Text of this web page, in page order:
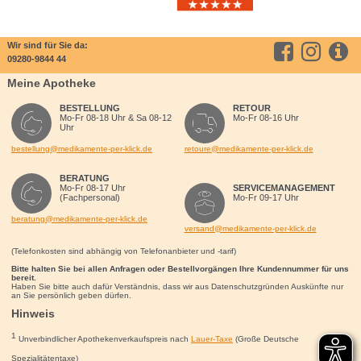
Wir sind für Sie da:
09280-9844 44
Meine Apotheke
BESTELLUNG
Mo-Fr 08-18 Uhr & Sa 08-12
Uhr
bestellung@medikamente-per-klick.de
BERATUNG
Mo-Fr 08-17 Uhr
(Fachpersonal)
beratung@medikamente-per-klick.de
RETOUR
Mo-Fr 08-16 Uhr
retoure@medikamente-per-klick.de
SERVICEMANAGEMENT
Mo-Fr 09-17 Uhr
versand@medikamente-per-klick.de
(Telefonkosten sind abhängig von Telefonanbieter und -tarif)
Bitte halten Sie bei allen Anfragen oder Bestellvorgängen Ihre Kundennummer für uns
bereit.
Haben Sie bitte auch dafür Verständnis, dass wir aus Datenschutzgründen Auskünfte nur
an Sie persönlich geben dürfen.
Hinweis
1 Unverbindlicher Apothekenverkaufspreis nach Lauer-Taxe (Große Deutsche
Spezialitätentaxe)